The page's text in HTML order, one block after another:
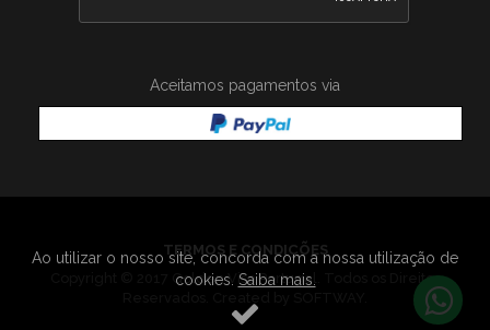
Aceitamos pagamentos via
TERMOS E CONDIÇÕES
Copyright © 2017 Golden Visa Portugal. Todos os Direitos
Ao utilizar o nosso site, concorda com a nossa utilização de
cookies. Saiba mais.